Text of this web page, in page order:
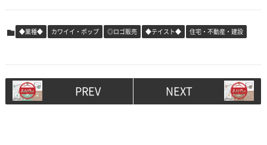
◆業種◆ カワイイ・ポップ ◎ロゴ販売 ◆テイスト◆ 住宅・不動産・建設
PREV NEXT